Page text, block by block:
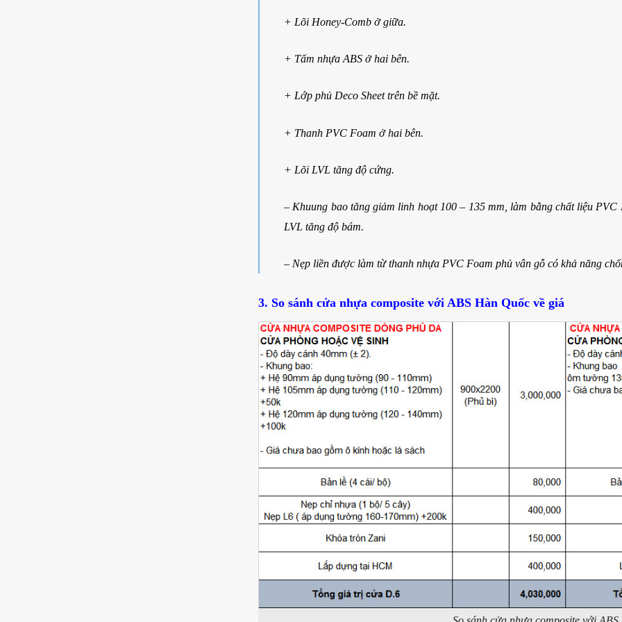
+ Lõi Honey-Comb ở giữa.
+ Tấm nhựa ABS ở hai bên.
+ Lớp phủ Deco Sheet trên bề mặt.
+ Thanh PVC Foam ở hai bên.
+ Lõi LVL tăng độ cứng.
– Khuung bao tăng giảm linh hoạt 100 – 135 mm, làm bằng chất liệu
LVL tăng độ bám.
– Nẹp liền được làm từ thanh nhựa PVC Foam phủ vân gỗ có khả năng
3. So sánh cửa nhựa composite với ABS Hàn Quốc về giá